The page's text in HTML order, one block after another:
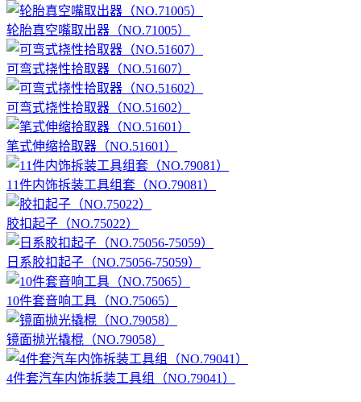
轮胎真空嘴取出器（NO.71005）
可弯式挠性拾取器（NO.51607）
可弯式挠性拾取器（NO.51602）
笔式伸缩拾取器（NO.51601）
11件内饰拆装工具组套（NO.79081）
胶扣起子（NO.75022）
日系胶扣起子（NO.75056-75059）
10件套音响工具（NO.75065）
镜面抛光撬棍（NO.79058）
4件套汽车内饰拆装工具组（NO.79041）